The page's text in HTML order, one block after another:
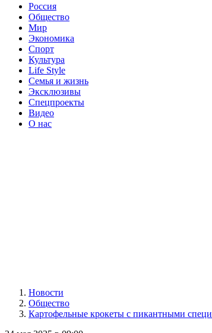
Россия
Общество
Мир
Экономика
Спорт
Культура
Life Style
Семья и жизнь
Эксклюзивы
Спецпроекты
Видео
О нас
Новости
Общество
Картофельные крокеты с пикантными